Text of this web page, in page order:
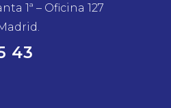
1ª – Oficina 127
43